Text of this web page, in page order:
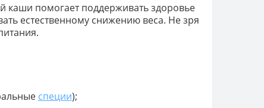
каши помогает поддерживать здоровье
естественному снижению веса. Не зря
специи);